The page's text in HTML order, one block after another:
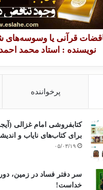
قرآنی یا وسوسه‌های
نویسنده : استاد محمد
پرخواننده
کتابفروشی امام غزالی
برای کتاب‌های نایاب و
۰۵/۰۳/۱۹
سر دفتر فساد در زمین‌،
خداست‌!